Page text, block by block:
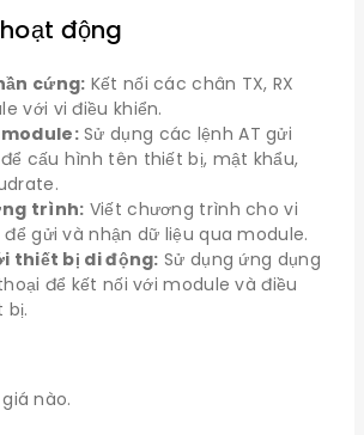
động
cứng: Kết nối các chân TX, RX
với vi điều khiển.
Sử dụng các lệnh AT gửi
để cấu hình tên thiết bị, mật khẩu,
trình: Viết chương trình cho vi
để gửi và nhận dữ liệu qua module.
thiết bị di động: Sử dụng ứng dụng
để kết nối với module và điều
bị.
nào.